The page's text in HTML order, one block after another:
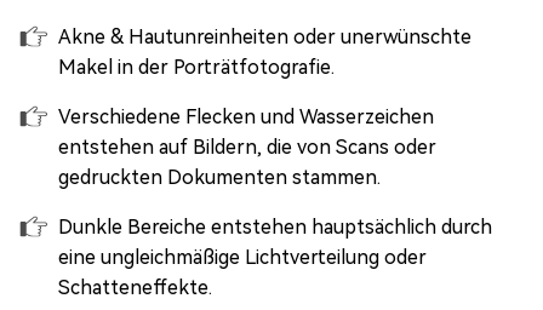
Akne & Hautunreinheiten oder unerwünschte
Makel in der Porträtfotografie.
Verschiedene Flecken und Wasserzeichen
entstehen auf Bildern, die von Scans oder
gedruckten Dokumenten stammen.
Dunkle Bereiche entstehen hauptsächlich durch
eine ungleichmäßige Lichtverteilung oder
Schatteneffekte.